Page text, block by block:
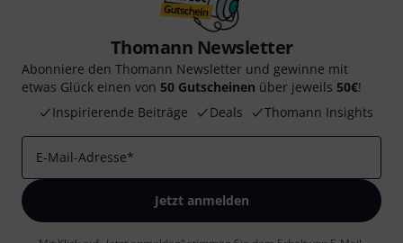
Thomann Newsletter
Abonniere den Thomann Newsletter und gewinne mit
etwas Glück einen von 50 Gutscheinen über jeweils 50€!
Inspirierende Beiträge
Deals Thomann Insights
E-Mail-Adresse*
Jetzt anmelden